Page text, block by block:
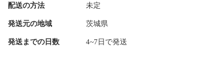
配送の方法 未定
発送元の地域 茨城県
発送までの日数 4~7日で発送